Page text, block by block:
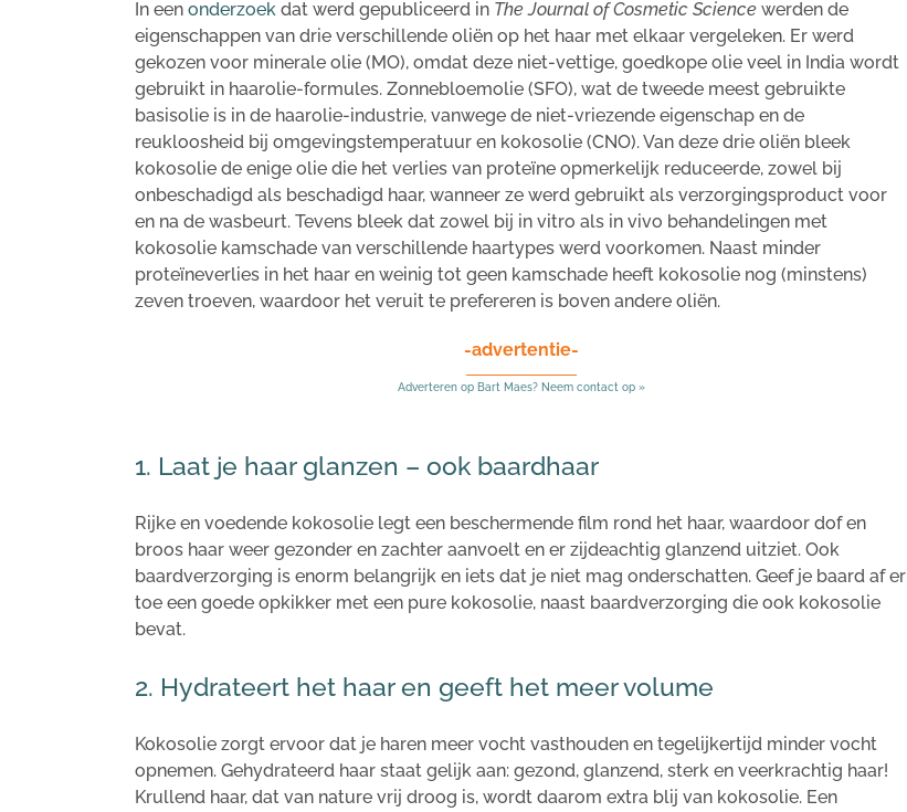
In een onderzoek dat werd gepubliceerd in The Journal of Cosmetic Science werden de
eigenschappen van drie verschillende oliën op het haar met elkaar vergeleken. Er werd
gekozen voor minerale olie (MO), omdat deze niet-vettige, goedkope olie veel in India wordt
gebruikt in haarolie-formules. Zonnebloemolie (SFO), wat de tweede meest gebruikte
basisolie is in de haarolie-industrie, vanwege de niet-vriezende eigenschap en de
reukloosheid bij omgevingstemperatuur en kokosolie (CNO). Van deze drie oliën bleek
kokosolie de enige olie die het verlies van proteïne opmerkelijk reduceerde, zowel bij
onbeschadigd als beschadigd haar, wanneer ze werd gebruikt als verzorgingsproduct voor
en na de wasbeurt. Tevens bleek dat zowel bij in vitro als in vivo behandelingen met
kokosolie kamschade van verschillende haartypes werd voorkomen. Naast minder
proteïneverlies in het haar en weinig tot geen kamschade heeft kokosolie nog (minstens)
zeven troeven, waardoor het veruit te prefereren is boven andere oliën.
-advertentie-
Adverteren op Bart Maes? Neem contact op »
1. Laat je haar glanzen – ook baardhaar
Rijke en voedende kokosolie legt een beschermende film rond het haar, waardoor dof en
broos haar weer gezonder en zachter aanvoelt en er zijdeachtig glanzend uitziet. Ook
baardverzorging is enorm belangrijk en iets dat je niet mag onderschatten. Geef je baard af er
toe een goede opkikker met een pure kokosolie, naast baardverzorging die ook kokosolie
bevat.
2. Hydrateert het haar en geeft het meer volume
Kokosolie zorgt ervoor dat je haren meer vocht vasthouden en tegelijkertijd minder vocht
opnemen. Gehydrateerd haar staat gelijk aan: gezond, glanzend, sterk en veerkrachtig haar!
Krullend haar, dat van nature vrij droog is, wordt daarom extra blij van kokosolie. Een